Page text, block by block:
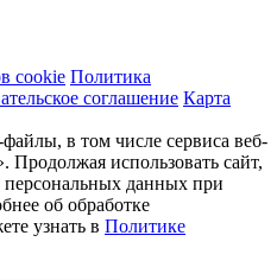
cookie Политика
соглашение Карта
в том числе сервиса веб-
использовать сайт,
персональных данных при
об обработке
узнать в Политике